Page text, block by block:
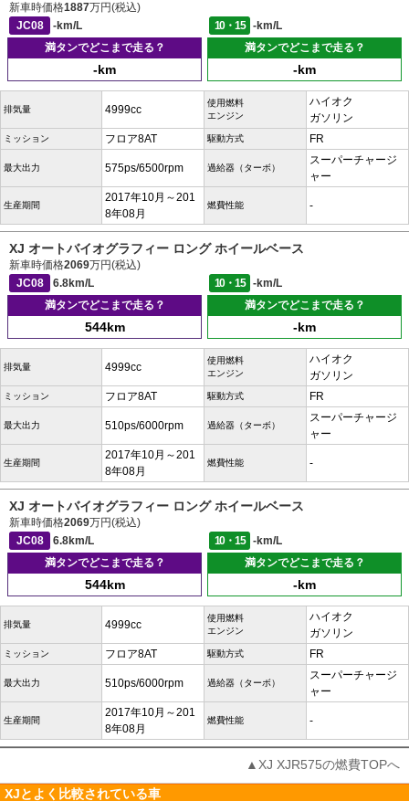
新車時価格1887万円(税込)
JC08
-km/L 10・15
-km/L
満タンでどこまで走る？
-km
満タンでどこまで走る？
-km
排気量 4999cc
使用燃料
エンジン
ハイオク
ガソリン
ミッション フロア8AT 駆動方式 FR
最大出力 575ps/6500rpm 過給器（ターボ）
スーパーチャージ
ャー
生産期間
2017年10月～201
8年08月
燃費性能 -
XJ オートバイオグラフィー ロング ホイールベース
新車時価格2069万円(税込)
JC08
6.8km/L 10・15
-km/L
満タンでどこまで走る？
544km
満タンでどこまで走る？
-km
排気量 4999cc
使用燃料
エンジン
ハイオク
ガソリン
ミッション フロア8AT 駆動方式 FR
最大出力 510ps/6000rpm 過給器（ターボ）
スーパーチャージ
ャー
生産期間
2017年10月～201
8年08月
燃費性能 -
XJ オートバイオグラフィー ロング ホイールベース
新車時価格2069万円(税込)
JC08
6.8km/L 10・15
-km/L
満タンでどこまで走る？
544km
満タンでどこまで走る？
-km
排気量 4999cc
使用燃料
エンジン
ハイオク
ガソリン
ミッション フロア8AT 駆動方式 FR
最大出力 510ps/6000rpm 過給器（ターボ）
スーパーチャージ
ャー
生産期間
2017年10月～201
8年08月
燃費性能 -
▲XJ XJR575の燃費TOPへ
XJとよく比較されている車